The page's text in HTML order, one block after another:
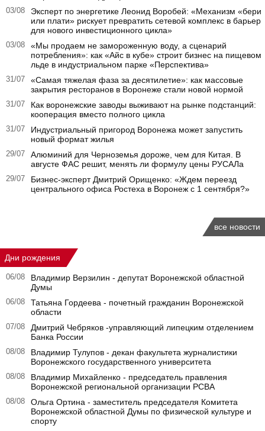
03/08
Эксперт по энергетике Леонид Воробей: «Механизм «бери
или плати» рискует превратить сетевой комплекс в барьер
для нового инвестиционного цикла»
03/08
«Мы продаем не замороженную воду, а сценарий
потребления»: как «Айс в кубе» строит бизнес на пищевом
льде в индустриальном парке «Перспектива»
31/07
«Самая тяжелая фаза за десятилетие»: как массовые
закрытия ресторанов в Воронеже стали новой нормой
31/07
Как воронежские заводы выживают на рынке подстанций:
кооперация вместо полного цикла
31/07
Индустриальный пригород Воронежа может запустить
новый формат жилья
29/07
Алюминий для Черноземья дороже, чем для Китая. В
августе ФАС решит, менять ли формулу цены РУСАЛа
29/07
Бизнес-эксперт Дмитрий Орищенко: «Ждем переезд
центрального офиса Ростеха в Воронеж с 1 сентября?»
все новости
Дни рождения
06/08
Владимир Верзилин - депутат Воронежской областной
Думы
06/08
Татьяна Гордеева - почетный гражданин Воронежской
области
07/08
Дмитрий Чебряков -управляющий липецким отделением
Банка России
08/08
Владимир Тулупов - декан факультета журналистики
Воронежского государственного университета
08/08
Владимир Михайленко - председатель правления
Воронежской региональной организации РСВА
08/08
Ольга Ортина - заместитель председателя Комитета
Воронежской областной Думы по физической культуре и
спорту